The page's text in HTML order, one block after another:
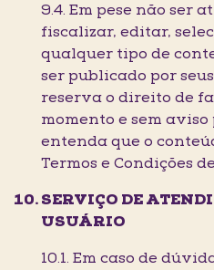
9.4. Em pese não ser
fiscalizar, editar,
qualquer tipo de
ser publicado por
reserva o direito de
momento e sem aviso
entenda que o
Termos e Condições
SERVIÇO DE
USUÁRIO
10.1. Em caso de